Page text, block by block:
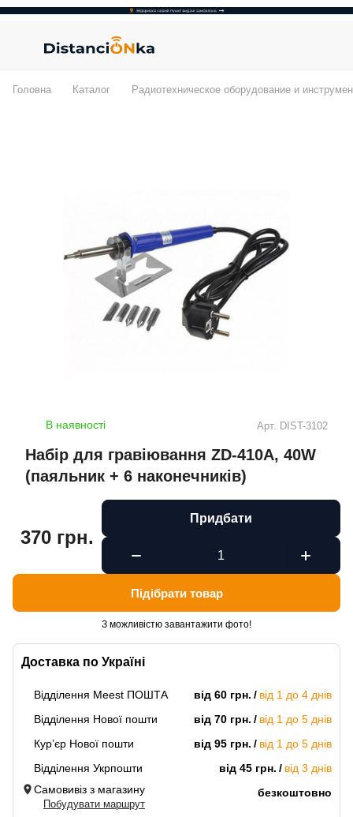
Головна Каталог Радиотехническое оборудование и
В наявності Арт. DIST-3102
Набір для гравіювання ZD-410А, 40W
(паяльник + 6 наконечників)
Доставка по Україні
Відділення Meest ПОШТА від 60 грн.
від 1 до 4 днів
Відділення Нової пошти
від 70 грн.
від 1 до 5 днів
Кур’єр Нової пошти
від 95 грн.
від 1 до 5 днів
Відділення Укрпошти
від 45 грн.
від 3 днів
Самовивіз з магазину
Побудувати маршрут
безкоштовно
370 грн.
Придбати
Підібрати товар
З можливістю завантажити фото!